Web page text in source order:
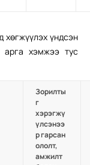
хөгжүүлэх үндсэн
арга хэмжээ тус
Зорилты
г
хэрэгжү
үлсэнээ
р гарсан
ололт,
амжилт